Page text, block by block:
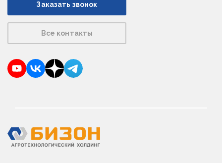
Заказать звонок
Все контакты
YouTubeVKontakte
DzenTelegram